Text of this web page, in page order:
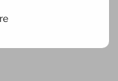
qui commence à